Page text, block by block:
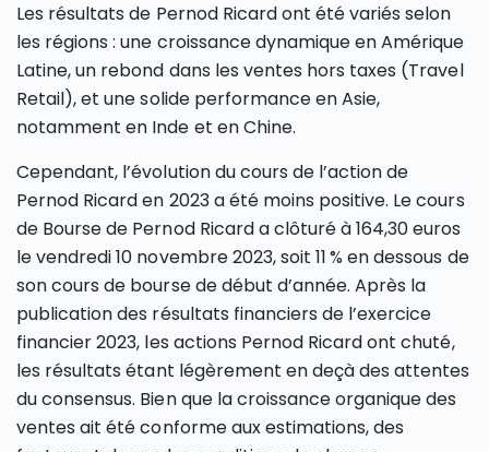
Les résultats de Pernod Ricard ont été variés selon
les régions : une croissance dynamique en Amérique
Latine, un rebond dans les ventes hors taxes (Travel
Retail), et une solide performance en Asie,
notamment en Inde et en Chine​.
Cependant, l’évolution du cours de l’action de
Pernod Ricard en 2023 a été moins positive. Le cours
de Bourse de Pernod Ricard a clôturé à 164,30 euros
le vendredi 10 novembre 2023, soit 11 % en dessous de
son cours de bourse de début d’année​​. Après la
publication des résultats financiers de l’exercice
financier 2023, les actions Pernod Ricard ont chuté,
les résultats étant légèrement en deçà des attentes
du consensus. Bien que la croissance organique des
ventes ait été conforme aux estimations, des